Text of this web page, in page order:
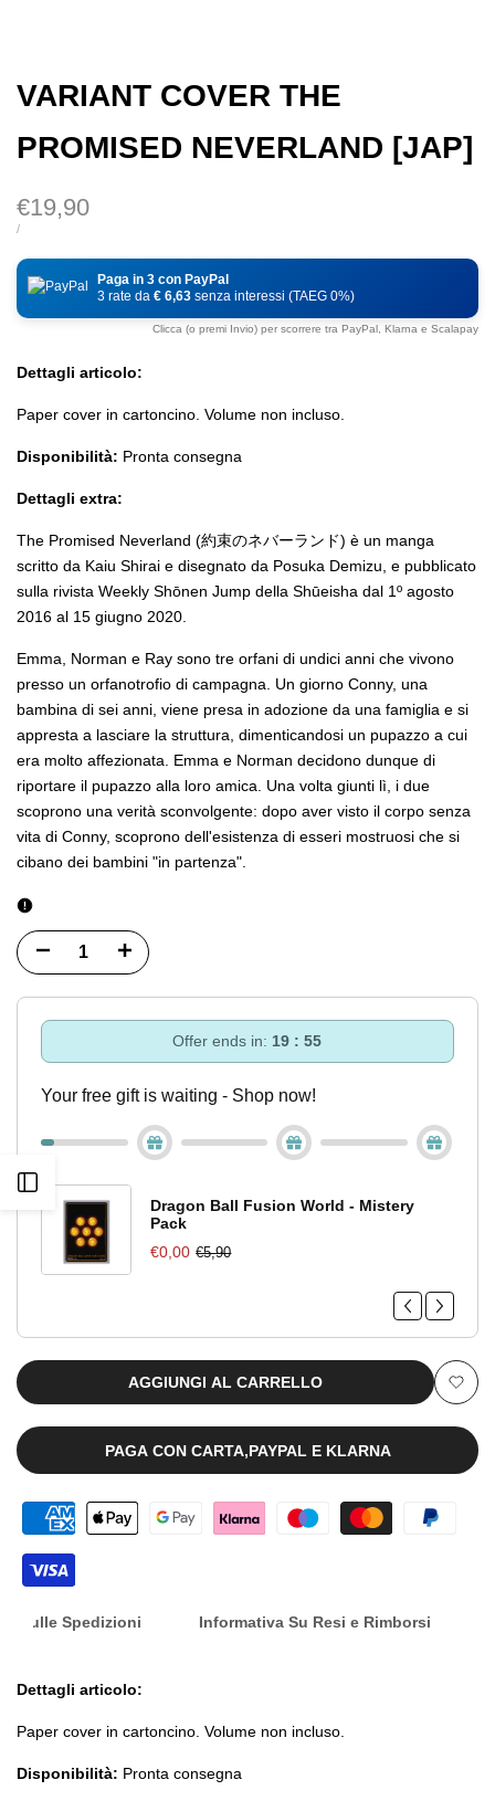
Apri
barra
VARIANT COVER THE
PROMISED NEVERLAND [JAP]
Prezzo
di
vendita
€19,90
PREZZO
UNITÀ
/PER
Paga in 3 con PayPal
3 rate da € 6,63 senza interessi (TAEG 0%)
Clicca (o premi Invio) per scorrere tra PayPal, Klarna e Scalapay
Dettagli articolo:
Paper cover in cartoncino. Volume non incluso.
Disponibilità: Pronta consegna
Dettagli extra:
The Promised Neverland (約束のネバーランド) è un manga
scritto da Kaiu Shirai e disegnato da Posuka Demizu, e pubblicato
sulla rivista Weekly Shōnen Jump della Shūeisha dal 1º agosto
2016 al 15 giugno 2020.
Emma, Norman e Ray sono tre orfani di undici anni che vivono
presso un orfanotrofio di campagna. Un giorno Conny, una
bambina di sei anni, viene presa in adozione da una famiglia e si
appresta a lasciare la struttura, dimenticandosi un pupazzo a cui
era molto affezionata. Emma e Norman decidono dunque di
riportare il pupazzo alla loro amica. Una volta giunti lì, i due
scoprono una verità sconvolgente: dopo aver visto il corpo senza
vita di Conny, scoprono dell'esistenza di esseri mostruosi che si
cibano dei bambini "in partenza".
Diminuisci
quantità
Promised
Neverland
Incrementa
quantità
The
Promised
Neverland
Offer ends in: 19 : 55
Your free gift is waiting - Shop now!
Dragon Ball Fusion World - Mistery
Pack
€0,00 €5,90
AGGIUNGI AL CARRELLO
alla
PAGA CON CARTA,PAYPAL E KLARNA
Sulle Spedizioni Informativa Su Resi e Rimborsi
Dettagli articolo:
Paper cover in cartoncino. Volume non incluso.
Disponibilità: Pronta consegna